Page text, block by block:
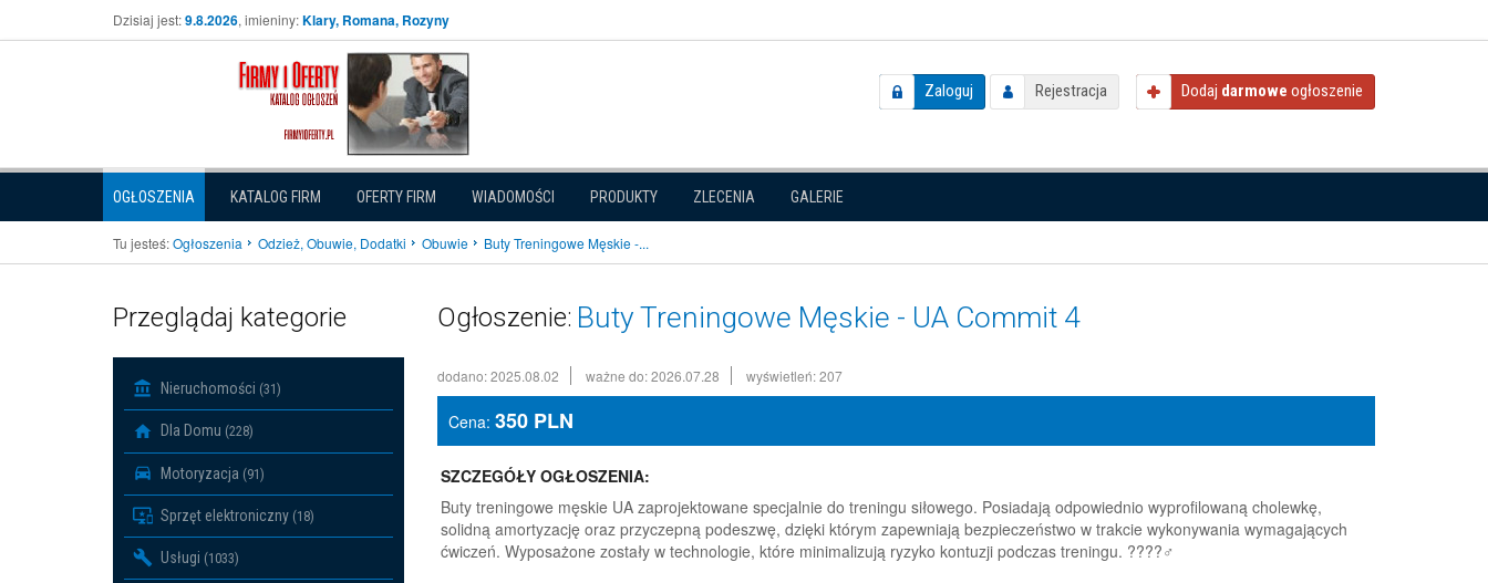
Dzisiaj jest:9.8.2026, imieniny:Klary, Romana, Rozyny
Zaloguj Rejestracja Dodaj darmowe ogłoszenie
OGŁOSZENIA KATALOG FIRM OFERTY FIRM WIADOMOŚCI PRODUKTY ZLECENIA GALERIE
Tu jesteś:Ogłoszenia Odzież, Obuwie, Dodatki Obuwie Buty Treningowe Męskie -...
Przeglądaj kategorie
Nieruchomości (31)
Dla Domu (228)
Motoryzacja (91)
Sprzęt elektroniczny (18)
Usługi (1033)
Ogłoszenie: Buty Treningowe Męskie - UA Commit 4
dodano: 2025.08.02 ważne do: 2026.07.28 wyświetleń: 207
Cena: 350 PLN
SZCZEGÓŁY OGŁOSZENIA:
Buty treningowe męskie UA zaprojektowane specjalnie do treningu siłowego. Posiadają odpowiednio wyprofilowaną cholewkę,
solidną amortyzację oraz przyczepną podeszwę, dzięki którym zapewniają bezpieczeństwo w trakcie wykonywania wymagających
ćwiczeń. Wyposażone zostały w technologie, które minimalizują ryzyko kontuzji podczas treningu. ????️‍♂️